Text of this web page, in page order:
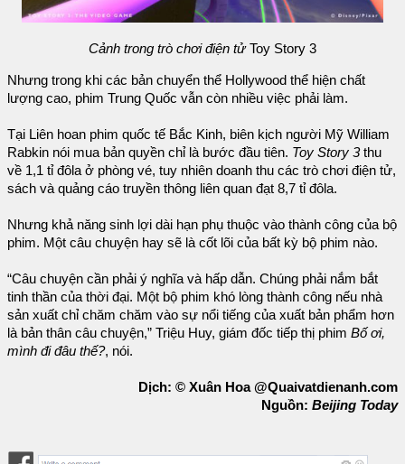
Cảnh trong trò chơi điện tửToy Story 3
Nhưng trong khi các bản chuyển thể Hollywood thể hiện chất
lượng cao, phim Trung Quốc vẫn còn nhiều việc phải làm.
Tại Liên hoan phim quốc tế Bắc Kinh, biên kịch người Mỹ William
Rabkin nói mua bản quyền chỉ là bước đầu tiên. Toy Story 3thu
về 1,1 tỉ đôla ở phòng vé, tuy nhiên doanh thu các trò chơi điện tử,
sách và quảng cáo truyền thông liên quan đạt 8,7 tỉ đôla.
Nhưng khả năng sinh lợi dài hạn phụ thuộc vào thành công của bộ
phim. Một câu chuyện hay sẽ là cốt lõi của bất kỳ bộ phim nào.
“Câu chuyện cần phải ý nghĩa và hấp dẫn. Chúng phải nắm bắt
tinh thần của thời đại. Một bộ phim khó lòng thành công nếu nhà
sản xuất chỉ chăm chăm vào sự nổi tiếng của xuất bản phẩm hơn
là bản thân câu chuyện,” Triệu Huy, giám đốc tiếp thị phim Bố ơi,
mình đi đâu thế?, nói.
Dịch: © Xuân Hoa @Quaivatdienanh.com
Nguồn: Beijing Today